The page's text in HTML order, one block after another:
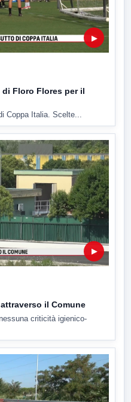
▶
Floro Flores per il
Coppa Italia. Scelte...
▶
il Comune
criticità igienico-